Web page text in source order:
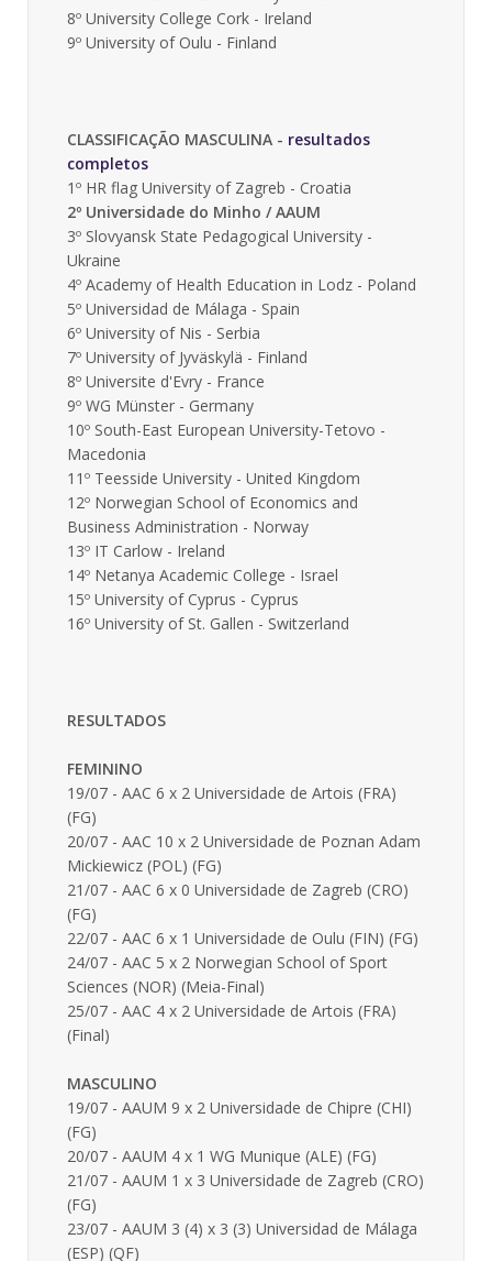
8º University College Cork - Ireland
9º University of Oulu - Finland
CLASSIFICAÇÃO MASCULINA - resultados
completos
1º HR flag University of Zagreb - Croatia
2º Universidade do Minho / AAUM
3º Slovyansk State Pedagogical University -
Ukraine
4º Academy of Health Education in Lodz - Poland
5º Universidad de Málaga - Spain
6º University of Nis - Serbia
7º University of Jyväskylä - Finland
8º Universite d'Evry - France
9º WG Münster - Germany
10º South-East European University-Tetovo -
Macedonia
11º Teesside University - United Kingdom
12º Norwegian School of Economics and
Business Administration - Norway
13º IT Carlow - Ireland
14º Netanya Academic College - Israel
15º University of Cyprus - Cyprus
16º University of St. Gallen - Switzerland
RESULTADOS
FEMININO
19/07 - AAC 6 x 2 Universidade de Artois (FRA)
(FG)
20/07 - AAC 10 x 2 Universidade de Poznan Adam
Mickiewicz (POL) (FG)
21/07 - AAC 6 x 0 Universidade de Zagreb (CRO)
(FG)
22/07 - AAC 6 x 1 Universidade de Oulu (FIN) (FG)
24/07 - AAC 5 x 2 Norwegian School of Sport
Sciences (NOR) (Meia-Final)
25/07 - AAC 4 x 2 Universidade de Artois (FRA)
(Final)
MASCULINO
19/07 - AAUM 9 x 2 Universidade de Chipre (CHI)
(FG)
20/07 - AAUM 4 x 1 WG Munique (ALE) (FG)
21/07 - AAUM 1 x 3 Universidade de Zagreb (CRO)
(FG)
23/07 - AAUM 3 (4) x 3 (3) Universidad de Málaga
(ESP) (QF)